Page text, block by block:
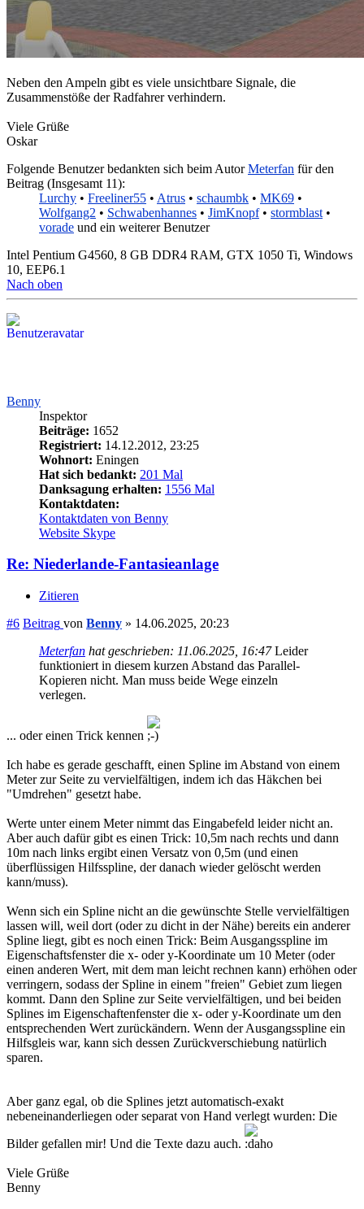
Neben den Ampeln gibt es viele unsichtbare Signale, die
Zusammenstöße der Radfahrer verhindern.
Viele Grüße
Oskar
Folgende Benutzer bedankten sich beim AutorMeterfan für den
Beitrag (Insgesamt 11):
Lurchy • Freeliner55 • Atrus • schaumbk • MK69 •
Wolfgang2 • Schwabenhannes • JimKnopf• stormblast •
vorade und ein weiterer Benutzer
Intel Pentium G4560, 8 GB DDR4 RAM, GTX 1050 Ti, Windows
10, EEP6.1
Nach oben
Benny
Inspektor
Beiträge: 1652
Registriert: 14.12.2012, 23:25
Wohnort: Eningen
Hat sich bedankt: 201 Mal
Danksagung erhalten: 1556 Mal
Kontaktdaten:
Kontaktdaten von Benny
Website Skype
Re: Niederlande-Fantasieanlage
Zitieren
#6 Beitrag von Benny » 14.06.2025, 20:23
Meterfan hat geschrieben: 11.06.2025, 16:47Leider
funktioniert in diesem kurzen Abstand das Parallel-
Kopieren nicht. Man muss beide Wege einzeln
verlegen.
... oder einen Trick kennen
Ich habe es gerade geschafft, einen Spline im Abstand von einem
Meter zur Seite zu vervielfältigen, indem ich das Häkchen bei
"Umdrehen" gesetzt habe.
Werte unter einem Meter nimmt das Eingabefeld leider nicht an.
Aber auch dafür gibt es einen Trick: 10,5m nach rechts und dann
10m nach links ergibt einen Versatz von 0,5m (und einen
überflüssigen Hilfsspline, der danach wieder gelöscht werden
kann/muss).
Wenn sich ein Spline nicht an die gewünschte Stelle vervielfältigen
lassen will, weil dort (oder zu dicht in der Nähe) bereits ein anderer
Spline liegt, gibt es noch einen Trick: Beim Ausgangsspline im
Eigenschaftsfenster die x- oder y-Koordinate um 10 Meter (oder
einen anderen Wert, mit dem man leicht rechnen kann) erhöhen oder
verringern, sodass der Spline in einem "freien" Gebiet zum liegen
kommt. Dann den Spline zur Seite vervielfältigen, und bei beiden
Splines im Eigenschaftenfenster die x- oder y-Koordinate um den
entsprechenden Wert zurückändern. Wenn der Ausgangsspline ein
Hilfsgleis war, kann sich dessen Zurückverschiebung natürlich
sparen.
Aber ganz egal, ob die Splines jetzt automatisch-exakt
nebeneinanderliegen oder separat von Hand verlegt wurden: Die
Bilder gefallen mir! Und die Texte dazu auch.
Viele Grüße
Benny